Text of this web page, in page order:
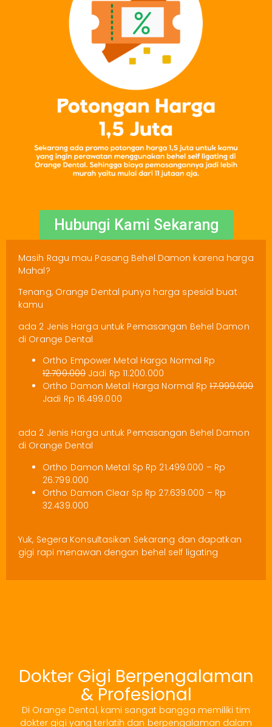
Hubungi Kami Sekarang
Masih Ragu mau Pasang Behel Damon karena harga
Mahal?
Tenang, Orange Dental punya harga spesial buat
kamu
ada 2 Jenis Harga untuk Pemasangan Behel Damon
di Orange Dental
Ortho Empower Metal Harga Normal Rp
12.700.000 Jadi Rp 11.200.000
Ortho Damon Metal Harga Normal Rp17.999.000
Jadi Rp 16.499.000
ada 2 Jenis Harga untuk Pemasangan Behel Damon
di Orange Dental
Ortho Damon Metal Sp Rp 21.499.000 – Rp
26.799.000
Ortho Damon Clear Sp Rp 27.639.000 – Rp
32.439.000
Yuk, Segera Konsultasikan Sekarang dan dapatkan
gigi rapi menawan dengan behel self ligating
Dokter Gigi Berpengalaman
& Profesional
Di Orange Dental, kami sangat bangga memiliki tim
dokter gigi yang terlatih dan berpengalaman dalam